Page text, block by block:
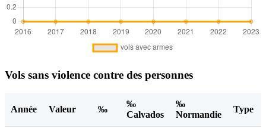
Vols sans violence contre des personnes
Année Valeur ‰
‰
Calvados
‰
Normandie
Type